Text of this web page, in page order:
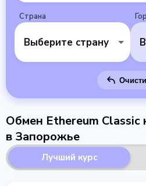
Страна
Выберите страну
Обмен Ethereum
в Запорожье
Лучший курс